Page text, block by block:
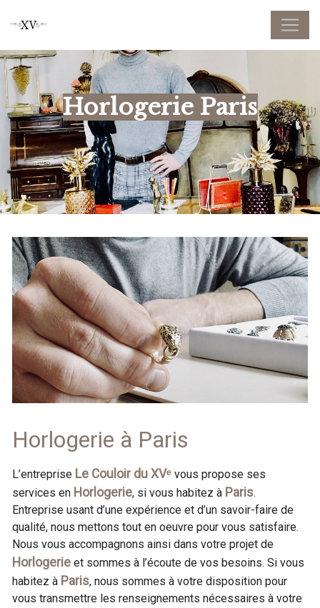
Horlogerie Paris
Horlogerie à Paris
L’entreprise Le Couloir du XVᵉ vous propose ses
services en Horlogerie, si vous habitez à Paris.
Entreprise usant d’une expérience et d’un savoir-faire de
qualité, nous mettons tout en oeuvre pour vous satisfaire.
Nous vous accompagnons ainsi dans votre projet de
Horlogerie et sommes à l’écoute de vos besoins. Si vous
habitez à Paris, nous sommes à votre disposition pour
vous transmettre les renseignements nécessaires à votre